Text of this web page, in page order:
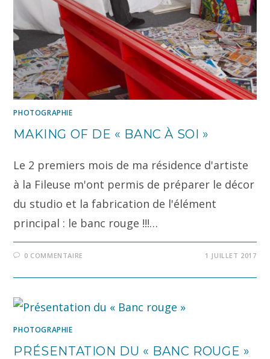
PHOTOGRAPHIE
MAKING OF DE « BANC À SOI »
Le 2 premiers mois de ma résidence d'artiste
à la Fileuse m'ont permis de préparer le décor
du studio et la fabrication de l'élément
principal : le banc rouge !!!…
0 COMMENTAIRE 1 JUILLET 2017
PHOTOGRAPHIE
PRÉSENTATION DU « BANC ROUGE »